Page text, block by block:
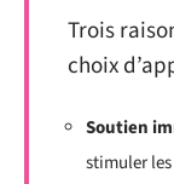
Trois
choix
Soutien
stimuler